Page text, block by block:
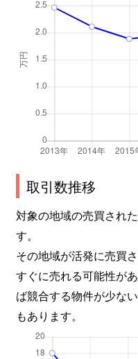
取引数推移
対象の地域の売買され
す。
その地域が活発に売買
すぐに売れる可能性が
ば競合する物件が少な
もあります。